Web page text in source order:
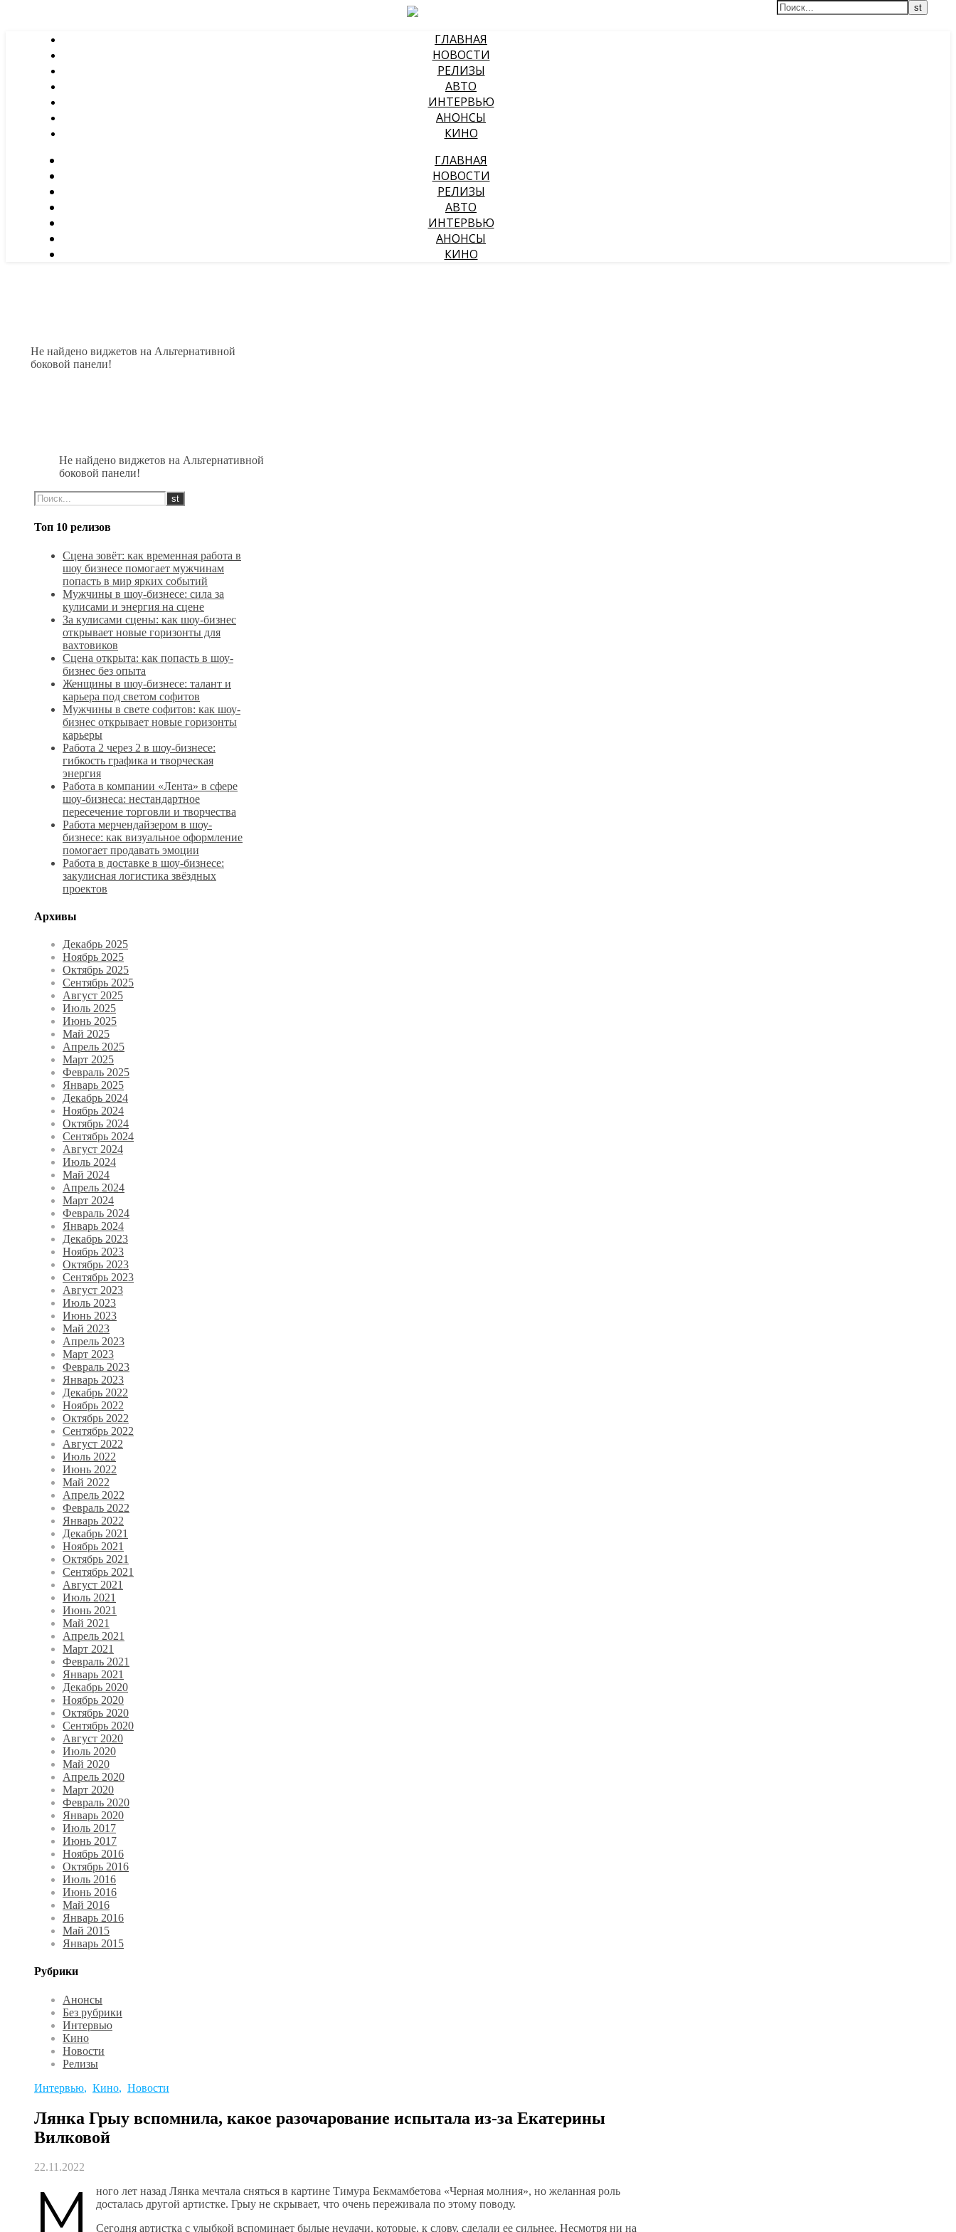
ГЛАВНАЯ
НОВОСТИ
РЕЛИЗЫ
АВТО
ИНТЕРВЬЮ
АНОНСЫ
КИНО
ГЛАВНАЯ
НОВОСТИ
РЕЛИЗЫ
АВТО
ИНТЕРВЬЮ
АНОНСЫ
КИНО
Не найдено виджетов на Альтернативной
боковой панели!
Не найдено виджетов на Альтернативной
боковой панели!
Топ 10 релизов
Сцена зовёт: как временная работа в
шоу бизнесе помогает мужчинам
попасть в мир ярких событий
Мужчины в шоу-бизнесе: сила за
кулисами и энергия на сцене
За кулисами сцены: как шоу-бизнес
открывает новые горизонты для
вахтовиков
Сцена открыта: как попасть в шоу-
бизнес без опыта
Женщины в шоу-бизнесе: талант и
карьера под светом софитов
Мужчины в свете софитов: как шоу-
бизнес открывает новые горизонты
карьеры
Работа 2 через 2 в шоу-бизнесе:
гибкость графика и творческая
энергия
Работа в компании «Лента» в сфере
шоу-бизнеса: нестандартное
пересечение торговли и творчества
Работа мерчендайзером в шоу-
бизнесе: как визуальное оформление
помогает продавать эмоции
Работа в доставке в шоу-бизнесе:
закулисная логистика звёздных
проектов
Архивы
Декабрь 2025
Ноябрь 2025
Октябрь 2025
Сентябрь 2025
Август 2025
Июль 2025
Июнь 2025
Май 2025
Апрель 2025
Март 2025
Февраль 2025
Январь 2025
Декабрь 2024
Ноябрь 2024
Октябрь 2024
Сентябрь 2024
Август 2024
Июль 2024
Май 2024
Апрель 2024
Март 2024
Февраль 2024
Январь 2024
Декабрь 2023
Ноябрь 2023
Октябрь 2023
Сентябрь 2023
Август 2023
Июль 2023
Июнь 2023
Май 2023
Апрель 2023
Март 2023
Февраль 2023
Январь 2023
Декабрь 2022
Ноябрь 2022
Октябрь 2022
Сентябрь 2022
Август 2022
Июль 2022
Июнь 2022
Май 2022
Апрель 2022
Февраль 2022
Январь 2022
Декабрь 2021
Ноябрь 2021
Октябрь 2021
Сентябрь 2021
Август 2021
Июль 2021
Июнь 2021
Май 2021
Апрель 2021
Март 2021
Февраль 2021
Январь 2021
Декабрь 2020
Ноябрь 2020
Октябрь 2020
Сентябрь 2020
Август 2020
Июль 2020
Май 2020
Апрель 2020
Март 2020
Февраль 2020
Январь 2020
Июль 2017
Июнь 2017
Ноябрь 2016
Октябрь 2016
Июль 2016
Июнь 2016
Май 2016
Январь 2016
Май 2015
Январь 2015
Рубрики
Анонсы
Без рубрики
Интервью
Кино
Новости
Релизы
Интервью, Кино, Новости
Лянка Грыу вспомнила, какое разочарование испытала из-за Екатерины
Вилковой
22.11.2022
М
ного лет назад Лянка мечтала сняться в картине Тимура Бекмамбетова «Черная молния», но желанная роль
досталась другой артистке. Грыу не скрывает, что очень переживала по этому поводу.
Сегодня артистка с улыбкой вспоминает былые неудачи, которые, к слову, сделали ее сильнее. Несмотря ни на